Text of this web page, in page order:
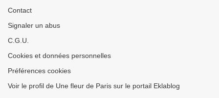
Contact
Signaler un abus
C.G.U.
Cookies et données personnelles
Préférences cookies
Voir le profil de Une fleur de Paris sur le portail Eklablog